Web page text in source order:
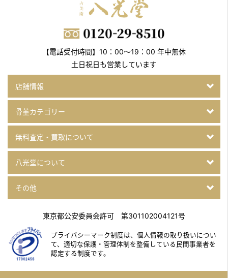
【電話受付時間】10：00～19：00 年中無休
土日祝日も営業しています
店舗情報
骨董カテゴリー
無料査定・買取について
八光堂について
その他
東京都公安委員会許可 第301102004121号
プライバシーマーク制度は、個人情報の取り扱いについ
て、適切な保護・管理体制を整備している民間事業者を
認定する制度です。